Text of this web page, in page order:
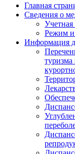
Главная
Сведения о
Учетная
Режим и
Информация